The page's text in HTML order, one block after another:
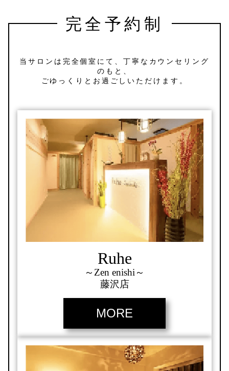
完全予約制
当サロンは完全個室にて、丁寧なカウンセリング
のもと、
ごゆっくりとお過ごしいただけます。
Ruhe
～Zen enishi～
藤沢店
MORE